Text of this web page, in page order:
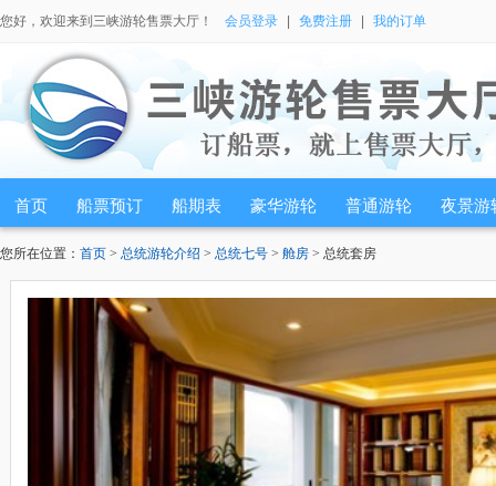
您好，欢迎来到三峡游轮售票大厅！ 会员登录 免费注册 我的订单
首页 船票预订 船期表 豪华游轮 普通游轮 夜景游
您所在位置： 首页 > 总统游轮介绍 > 总统七号 > 舱房 > 总统套房